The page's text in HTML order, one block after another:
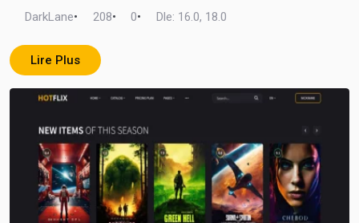
DarkLane• 208• 0• Dle: 16.0, 18.0
Lire Plus